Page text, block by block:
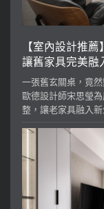
【室內設計推
讓舊家具完美融
一張舊玄關桌，竟
歐德設計師宋思瑩
整，讓老家具融入